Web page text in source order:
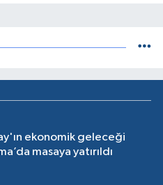
ekonomik geleceği
masaya yatırıldı